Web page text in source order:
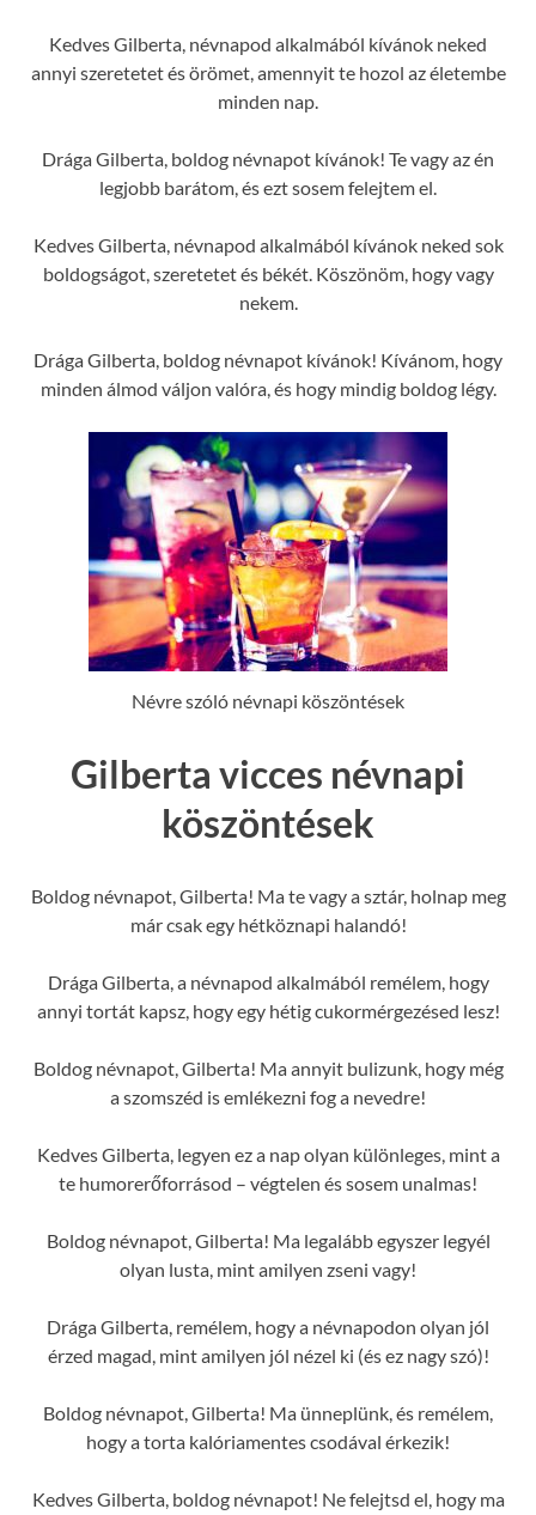
Kedves Gilberta, névnapod alkalmából kívánok neked
annyi szeretetet és örömet, amennyit te hozol az életembe
minden nap.
Drága Gilberta, boldog névnapot kívánok! Te vagy az én
legjobb barátom, és ezt sosem felejtem el.
Kedves Gilberta, névnapod alkalmából kívánok neked sok
boldogságot, szeretetet és békét. Köszönöm, hogy vagy
nekem.
Drága Gilberta, boldog névnapot kívánok! Kívánom, hogy
minden álmod váljon valóra, és hogy mindig boldog légy.
Névre szóló névnapi köszöntések
Gilberta vicces névnapi
köszöntések
Boldog névnapot, Gilberta! Ma te vagy a sztár, holnap meg
már csak egy hétköznapi halandó!
Drága Gilberta, a névnapod alkalmából remélem, hogy
annyi tortát kapsz, hogy egy hétig cukormérgezésed lesz!
Boldog névnapot, Gilberta! Ma annyit bulizunk, hogy még
a szomszéd is emlékezni fog a nevedre!
Kedves Gilberta, legyen ez a nap olyan különleges, mint a
te humorerőforrásod – végtelen és sosem unalmas!
Boldog névnapot, Gilberta! Ma legalább egyszer legyél
olyan lusta, mint amilyen zseni vagy!
Drága Gilberta, remélem, hogy a névnapodon olyan jól
érzed magad, mint amilyen jól nézel ki (és ez nagy szó)!
Boldog névnapot, Gilberta! Ma ünneplünk, és remélem,
hogy a torta kalóriamentes csodával érkezik!
Kedves Gilberta, boldog névnapot! Ne felejtsd el, hogy ma